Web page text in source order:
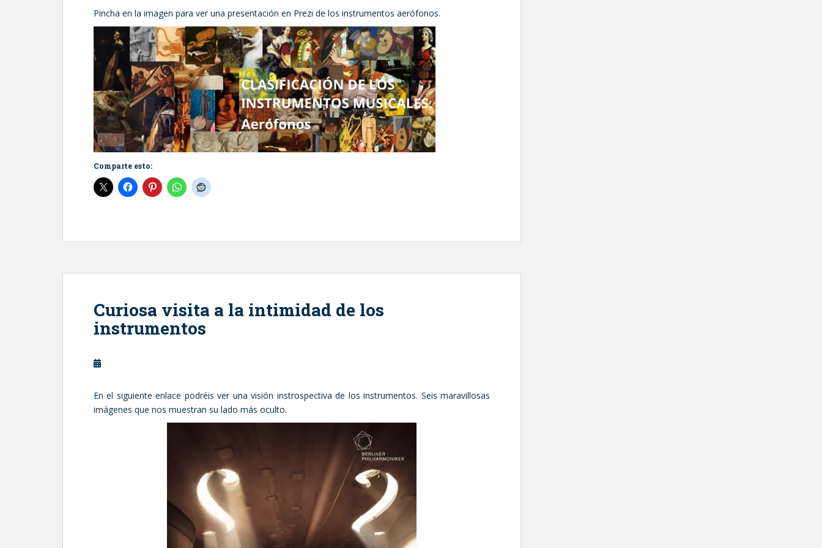
Pincha en la imagen para ver una presentación en Prezi de los instrumentos aerófonos.
Comparte esto:
Curiosa visita a la intimidad de los
instrumentos
En el siguiente enlace podréis ver una visión instrospectiva de los instrumentos. Seis maravillosas
imágenes que nos muestran su lado más oculto.